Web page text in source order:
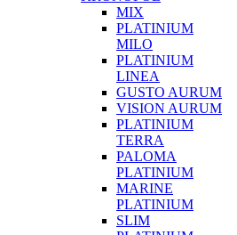
MIX
PLATINIUM
MILO
PLATINIUM
LINEA
GUSTO AURUM
VISION AURUM
PLATINIUM
TERRA
PALOMA
PLATINIUM
MARINE
PLATINIUM
SLIM